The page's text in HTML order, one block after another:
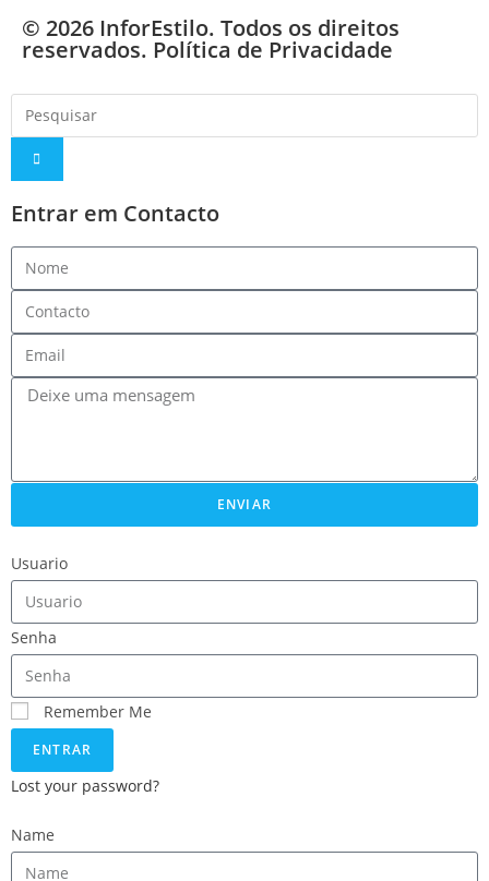
© 2026 InforEstilo. Todos os direitos
reservados. Política de Privacidade
Entrar em Contacto
ENVIAR
Usuario
Senha
Remember Me
ENTRAR
Lost your password?
Name